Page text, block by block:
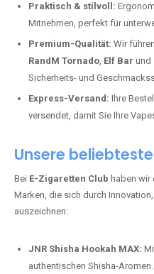
Praktisch & stilvoll:
Mitnehmen, perfekt für
Premium-Qualität: Wir
RandM Tornado, Elf Bar und
Sicherheits- und
Express-Versand: Ihre
versendet, damit Sie Ihre
Unsere
Bei E-Zigaretten Club haben wir
Marken, die sich durch
auszeichnen:
JNR Shisha Hookah MAX:
authentischen Shisha-Aromen.